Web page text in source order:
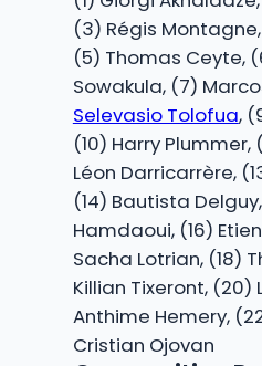
(3) Régis
(5) Thomas Ceyte,
Sowakula, (7)
Selevasio Tolofua,
(10) Harry Plummer,
Léon Darricarrère,
(14) Bautista
Hamdaoui, (16)
Sacha Lotrian, (18)
Killian Tixeront, (20)
Anthime Hemery,
Cristian Ojovan